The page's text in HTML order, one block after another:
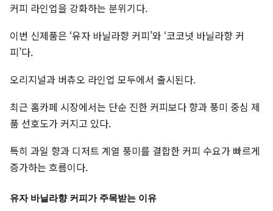
커피 라인업을 강화하는 분위기다.
이번 신제품은 ‘유자 바닐라향 커피’와 ‘코코넛 바닐라향 커
피’다.
오리지널과 버츄오 라인업 모두에서 출시된다.
최근 홈카페 시장에서는 단순 진한 커피보다 향과 풍미 중심 제
품 선호도가 커지고 있다.
특히 과일 향과 디저트 계열 풍미를 결합한 커피 수요가 빠르게
증가하는 흐름이다.
유자 바닐라향 커피가 주목받는 이유